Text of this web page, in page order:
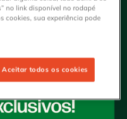
no link disponível no rodapé
cookies, sua experiência pode
Aceitar todos os cookies